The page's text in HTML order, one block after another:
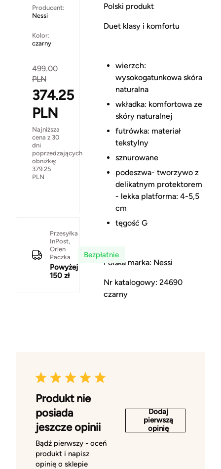
Producent:
Nessi
Kolor:
czarny
499.00
PLN
374.25
PLN
Najniższa
cena z 30
dni
poprzedzających
obniżkę:
379.25
PLN
Przesyłka
InPost,
Orlen
Paczka
Powyżej
150 zł
Bezpłatnie
Polski produkt
Duet klasy i komfortu
wierzch:
wysokogatunkowa skóra
naturalna
wkładka: komfortowa ze
skóry naturalnej
futrówka: materiał
tekstylny
sznurowane
podeszwa- tworzywo z
delikatnym protektorem
- lekka platforma: 4-5,5
cm
tęgość G
Polska marka: Nessi
Nr katalogowy: 24690
czarny
Produkt nie
posiada
jeszcze opinii
Bądź pierwszy - oceń
produkt i napisz
opinię o sklepie
Dodaj
pierwszą
opinię